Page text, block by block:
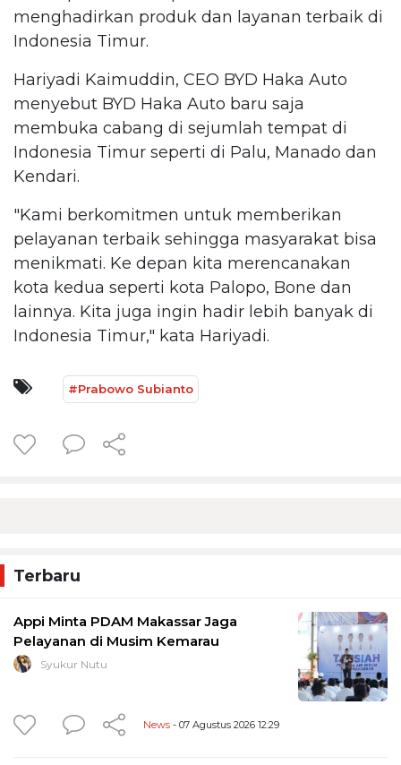
menghadirkan produk dan layanan terbaik di
Indonesia Timur.
Hariyadi Kaimuddin, CEO BYD Haka Auto
menyebut BYD Haka Auto baru saja
membuka cabang di sejumlah tempat di
Indonesia Timur seperti di Palu, Manado dan
Kendari.
"Kami berkomitmen untuk memberikan
pelayanan terbaik sehingga masyarakat bisa
menikmati. Ke depan kita merencanakan
kota kedua seperti kota Palopo, Bone dan
lainnya. Kita juga ingin hadir lebih banyak di
Indonesia Timur," kata Hariyadi.
#Prabowo Subianto
Terbaru
Appi Minta PDAM Makassar Jaga
Pelayanan di Musim Kemarau
Syukur Nutu
News - 07 Agustus 2026 12:29